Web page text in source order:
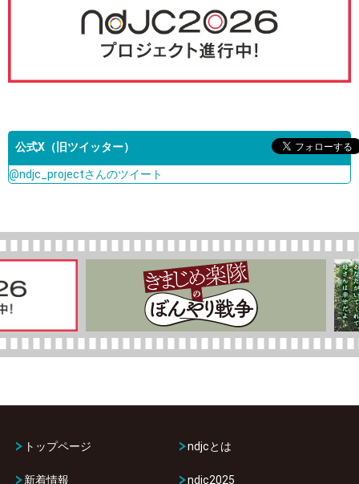
公式X（旧ツイッター）
@ndjc_projectさんのツイート
トップページ ndjcとは
新着情報 ndjc2025